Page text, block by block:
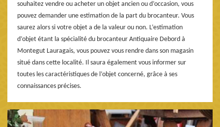
souhaitez vendre ou acheter un objet ancien ou d’occasion, vous
pouvez demander une estimation de la part du brocanteur. Vous
saurez alors si votre objet a de la valeur ou non. L’estimation
d’objet étant la spécialité du brocanteur Antiquaire Debord à
Montegut Lauragais, vous pouvez vous rendre dans son magasin
situé dans cette localité. Il saura également vous informer sur
toutes les caractéristiques de l’objet concerné, grâce à ses
connaissances précises.